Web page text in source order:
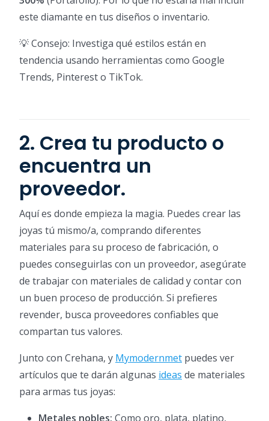
este diamante en tus diseños o inventario.
💡 Consejo: Investiga qué estilos están en
tendencia usando herramientas como Google
Trends, Pinterest o TikTok.
2. Crea tu producto o
encuentra un
proveedor.
Aquí es donde empieza la magia. Puedes crear las
joyas tú mismo/a, comprando diferentes
materiales para su proceso de fabricación, o
puedes conseguirlas con un proveedor, asegúrate
de trabajar con materiales de calidad y contar con
un buen proceso de producción. Si prefieres
revender, busca proveedores confiables que
compartan tus valores.
Junto con Crehana, y Mymodernmet puedes ver
artículos que te darán algunas ideas de materiales
para armas tus joyas:
Metales nobles: Como oro, plata, platino,